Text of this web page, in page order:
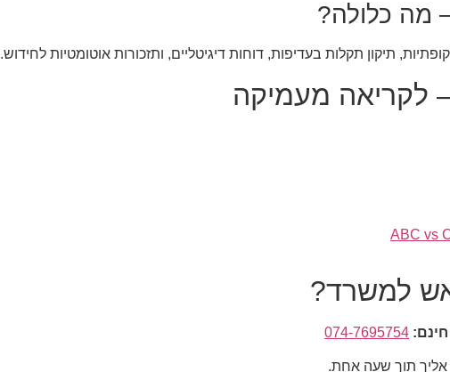
מה כלולה?
תיקון תקלות בעדיפות, דוחות דיגיטליים, ותזכורות אוטומטיות לחידוש.
לקריאה מעמיקה
אש למשרד?
074-7695754
אליך תוך שעה אחת.